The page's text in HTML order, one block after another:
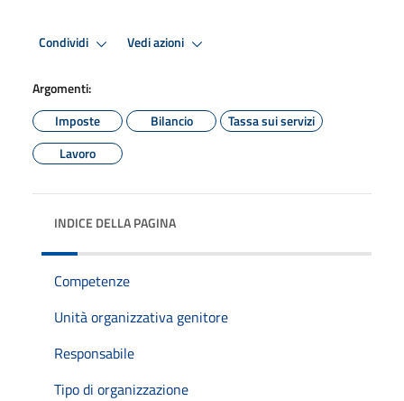
Condividi Vedi azioni
Argomenti:
Imposte
Bilancio
Tassa sui servizi
Lavoro
INDICE DELLA PAGINA
Competenze
Unità organizzativa genitore
Responsabile
Tipo di organizzazione